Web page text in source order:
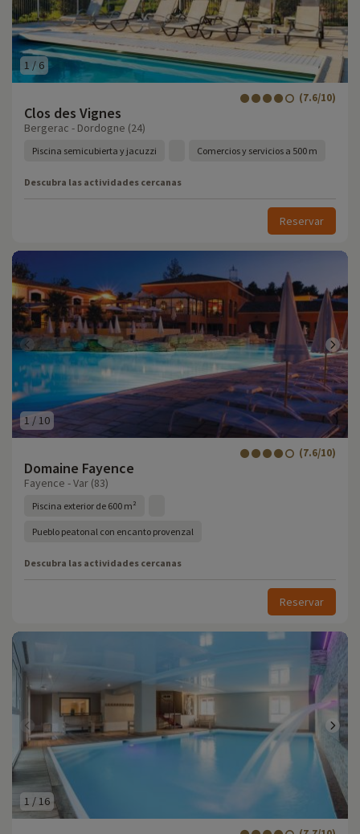
1 / 6
Clos des Vignes
(7.6/10)
Bergerac - Dordogne (24)
Piscina semicubierta y jacuzzi Comercios y servicios a 500 m
Descubra las actividades cercanas
Reservar
1 /10
Domaine Fayence
(7.6/10)
Fayence - Var (83)
Piscina exterior de 600 m²
Pueblo peatonal con encanto provenzal
Descubra las actividades cercanas
Reservar
1 /16